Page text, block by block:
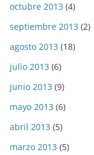
octubre 2013 (4)
septiembre 2013 (2)
agosto 2013 (18)
julio 2013 (6)
junio 2013 (9)
mayo 2013 (6)
abril 2013 (5)
marzo 2013 (5)